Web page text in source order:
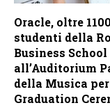
Oracle, oltre 1100
studenti della
Business School
all’Auditorium
della Musica
Graduation